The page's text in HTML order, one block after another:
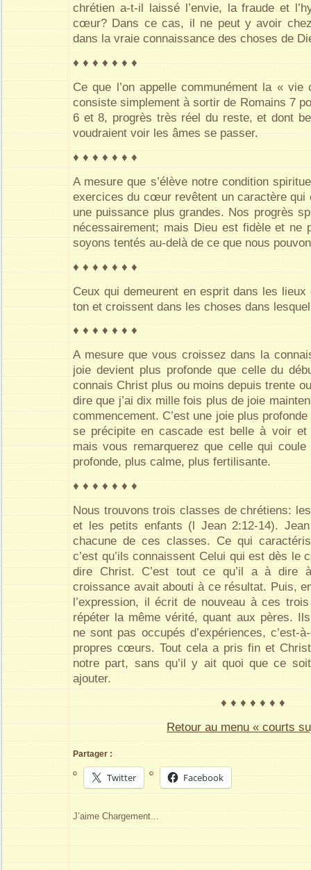
chrétien a-t-il laissé l’envie, la fraude et
cœur? Dans ce cas, il ne peut y avoir
dans la vraie connaissance des choses de
♦ ♦ ♦ ♦ ♦ ♦ ♦
Ce que l’on appelle communément la « vie
consiste simplement à sortir de Romains 7
6 et 8, progrès très réel du reste, et dont
voudraient voir les âmes se passer.
♦ ♦ ♦ ♦ ♦ ♦ ♦
A mesure que s’élève notre condition
exercices du cœur revêtent un caractère qui
une puissance plus grandes. Nos progrès
nécessairement; mais Dieu est fidèle et ne
soyons tentés au-delà de ce que nous
♦ ♦ ♦ ♦ ♦ ♦ ♦
Ceux qui demeurent en esprit dans les
ton et croissent dans les choses dans
♦ ♦ ♦ ♦ ♦ ♦ ♦
A mesure que vous croissez dans la
joie devient plus profonde que celle du
connais Christ plus ou moins depuis trente
dire que j’ai dix mille fois plus de joie
commencement. C’est une joie plus
se précipite en cascade est belle à voir et
mais vous remarquerez que celle qui
profonde, plus calme, plus fertilisante.
♦ ♦ ♦ ♦ ♦ ♦ ♦
Nous trouvons trois classes de chrétiens:
et les petits enfants (l Jean 2:12-14).
chacune de ces classes. Ce qui
c’est qu’ils connaissent Celui qui est dès le
dire Christ. C’est tout ce qu’il a à dire
croissance avait abouti à ce résultat. Puis,
l’expression, il écrit de nouveau à ces
répéter la même vérité, quant aux pères.
ne sont pas occupés d’expériences, c’est-
propres cœurs. Tout cela a pris fin et
notre part, sans qu’il y ait quoi que ce soit
ajouter.
♦ ♦ ♦ ♦ ♦ ♦ ♦
Retour au menu « courts
Partager :
Twitter Facebook
J’aime Chargement...